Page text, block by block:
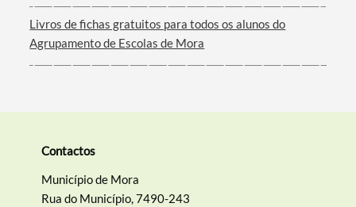
Livros de fichas gratuitos para todos os alunos do
Agrupamento de Escolas de Mora
Contactos
Município de Mora
Rua do Município, 7490-243